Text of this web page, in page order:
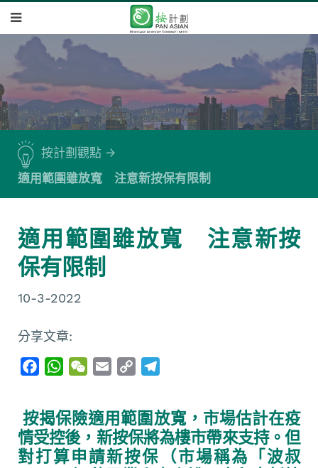
按計劃觀點
適用範圍雖放寬 注意新按保有限制
適用範圍雖放寬 注意新按
保有限制
10-3-2022
分享文章:
e
b
o
W
t
s
A
W
h
a
t
i
l
y
L
i
e
g
按揭保險適用範圍放寬，市場估計在疫
情受控後，新按保將為樓市帶來支持。但
對打算申請新按保（市場稱為「波叔